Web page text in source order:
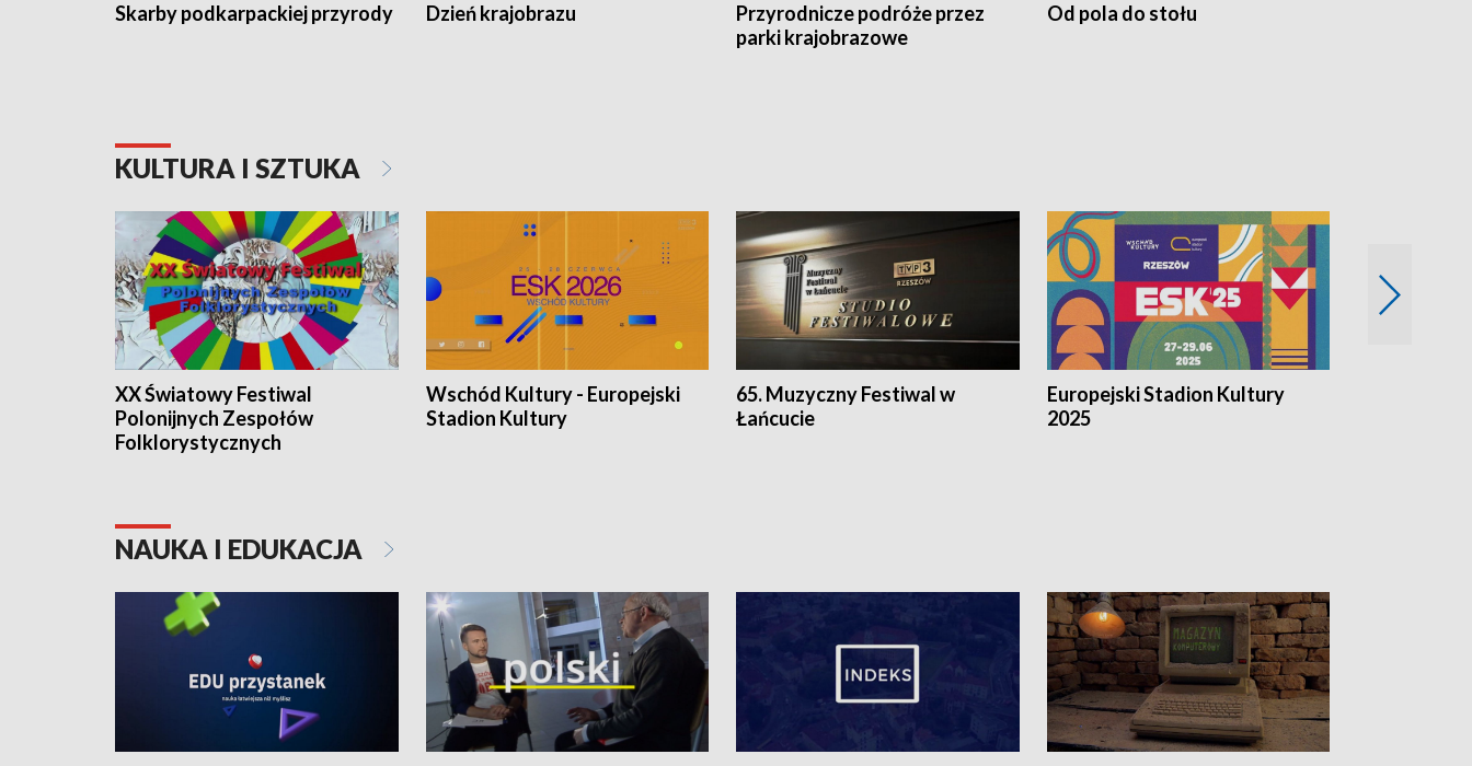
Skarby podkarpackiej przyrody Dzień krajobrazu
Przyrodnicze podróże przez
parki krajobrazowe
Od pola do stołu
KULTURA I SZTUKA
XX Światowy Festiwal
Polonijnych Zespołów
Folklorystycznych
Wschód Kultury - Europejski
Stadion Kultury
65. Muzyczny Festiwal w
Łańcucie
Europejski Stadion Kultury
2025
NAUKA I EDUKACJA